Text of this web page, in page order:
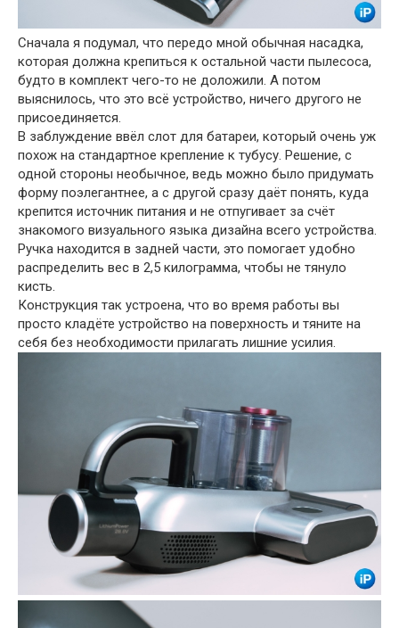
Сначала я подумал, что передо мной обычная насадка,
которая должна крепиться к остальной части пылесоса,
будто в комплект чего-то не доложили. А потом
выяснилось, что это всё устройство, ничего другого не
присоединяется.
В заблуждение ввёл слот для батареи, который очень уж
похож на стандартное крепление к тубусу. Решение, с
одной стороны необычное, ведь можно было придумать
форму поэлегантнее, а с другой сразу даёт понять, куда
крепится источник питания и не отпугивает за счёт
знакомого визуального языка дизайна всего устройства.
Ручка находится в задней части, это помогает удобно
распределить вес в 2,5 килограмма, чтобы не тянуло
кисть.
Конструкция так устроена, что во время работы вы
просто кладёте устройство на поверхность и тяните на
себя без необходимости прилагать лишние усилия.